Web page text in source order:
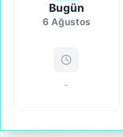
Bugün
6 Ağustos
-